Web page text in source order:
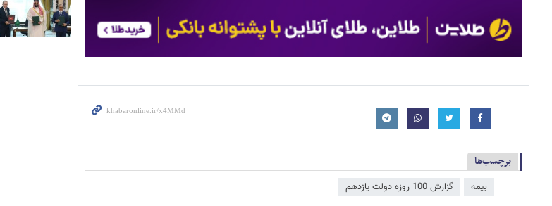
برچسب‌ها
بیمه گزارش 100 روزه دولت یازدهم